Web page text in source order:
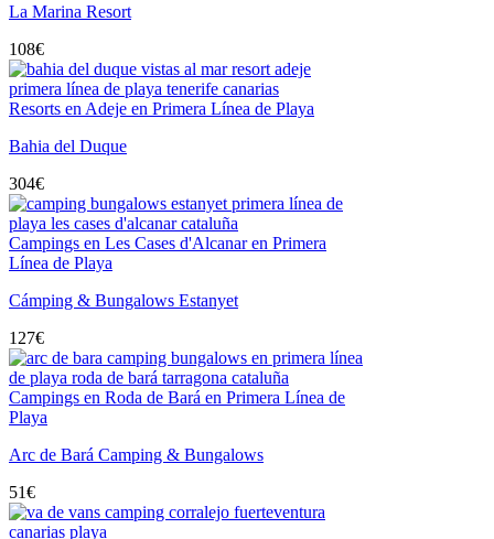
La Marina Resort
108€
Resorts en Adeje en Primera Línea de Playa
Bahia del Duque
304€
Campings en Les Cases d'Alcanar en Primera
Línea de Playa
Cámping & Bungalows Estanyet
127€
Campings en Roda de Bará en Primera Línea de
Playa
Arc de Bará Camping & Bungalows
51€